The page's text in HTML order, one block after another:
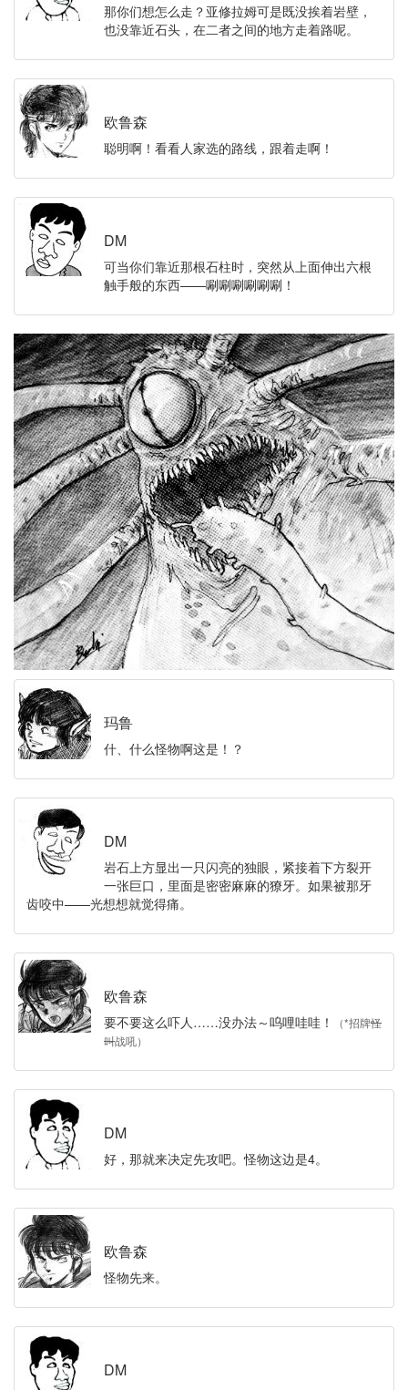
那你们想怎么走？亚修拉姆可是既没挨着岩壁，
也没靠近石头，在二者之间的地方走着路呢。
欧鲁森
聪明啊！看看人家选的路线，跟着走啊！
DM
可当你们靠近那根石柱时，突然从上面伸出六根
触手般的东西——唰唰唰唰唰唰！
玛鲁
什、什么怪物啊这是！？
DM
岩石上方显出一只闪亮的独眼，紧接着下方裂开
一张巨口，里面是密密麻麻的獠牙。如果被那牙
齿咬中——光想想就觉得痛。
欧鲁森
要不要这么吓人……没办法～呜哩哇哇！ （*招牌怪
叫战吼）
DM
好，那就来决定先攻吧。怪物这边是4。
欧鲁森
怪物先来。
DM